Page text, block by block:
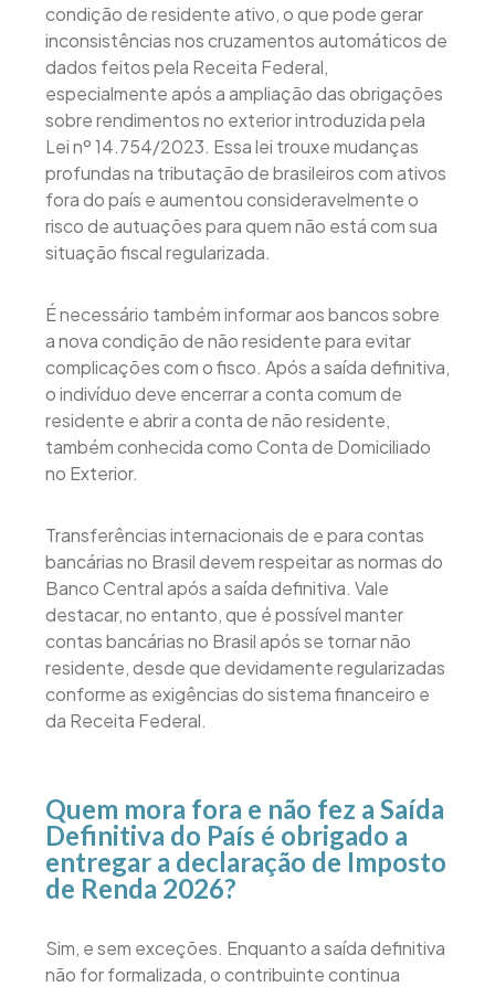
condição de residente ativo, o que pode gerar
inconsistências nos cruzamentos automáticos de
dados feitos pela Receita Federal,
especialmente após a ampliação das obrigações
sobre rendimentos no exterior introduzida pela
Lei nº 14.754/2023. Essa lei trouxe mudanças
profundas na tributação de brasileiros com ativos
fora do país e aumentou consideravelmente o
risco de autuações para quem não está com sua
situação fiscal regularizada.
É necessário também informar aos bancos sobre
a nova condição de não residente para evitar
complicações com o fisco. Após a saída definitiva,
o indivíduo deve encerrar a conta comum de
residente e abrir a conta de não residente,
também conhecida como Conta de Domiciliado
no Exterior.
Transferências internacionais de e para contas
bancárias no Brasil devem respeitar as normas do
Banco Central após a saída definitiva. Vale
destacar, no entanto, que é possível manter
contas bancárias no Brasil após se tornar não
residente, desde que devidamente regularizadas
conforme as exigências do sistema financeiro e
da Receita Federal.
Quem mora fora e não fez a Saída
Definitiva do País é obrigado a
entregar a declaração de Imposto
de Renda 2026?
Sim, e sem exceções. Enquanto a saída definitiva
não for formalizada, o contribuinte continua